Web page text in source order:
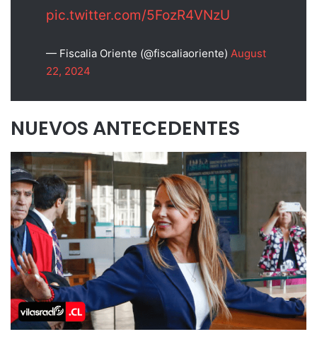
pic.twitter.com/5FozR4VNzU
— Fiscalia Oriente (@fiscaliaoriente) August
22, 2024
NUEVOS ANTECEDENTES